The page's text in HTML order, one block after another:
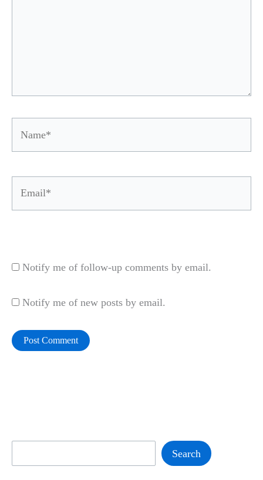
Notify me of follow-up comments by email.
Notify me of new posts by email.
Search